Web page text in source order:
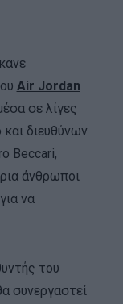
Air Jordan
σε λίγες
διευθύνων
Beccari,
άνθρωποι
να
του
συνεργαστεί